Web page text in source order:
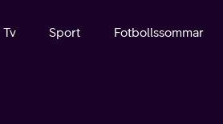
Tv Sport Fotbollssommar